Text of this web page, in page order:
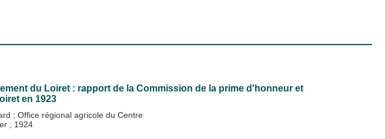
du Loiret : rapport de la Commission de la prime d'honneur et
en 1923
; Office régional agricole du Centre
; 1924